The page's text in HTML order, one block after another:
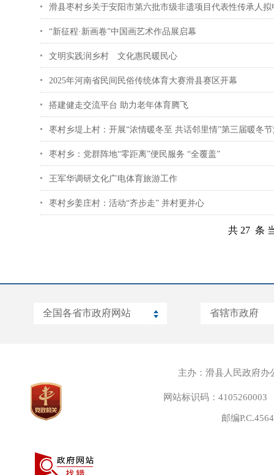
滑县枣村乡关于安阳市第六批市级非遗项目代表性传承人
“新征程·新画卷”中国画艺术作品展启幕
文明实践润乡村 文化惠民暖民心
2025年河南省民间民俗传统体育大赛滑县赛区开幕
搭建健走交流平台 助力老年体育腾飞
枣村乡堤上村：开展“浓情暖冬至 共话邻里情”第三届暖冬
枣村乡：党群阵地“零距离”便民服务 “全覆盖”
王军华调研文化广电体育旅游工作
枣村乡姜庄村：活动“齐步走” 并村更并心
共 27 条
主办：滑县人民政府办
网站标识码：4105260003
邮编